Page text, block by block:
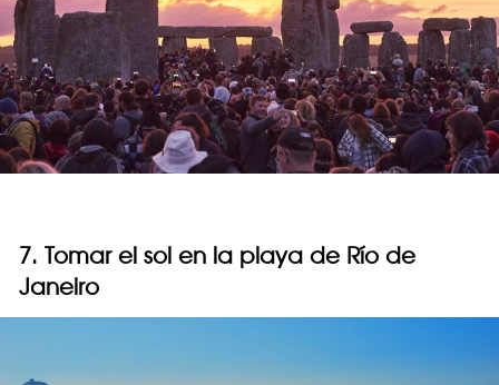
7. Tomar el sol en la playa de Río de
Janeiro